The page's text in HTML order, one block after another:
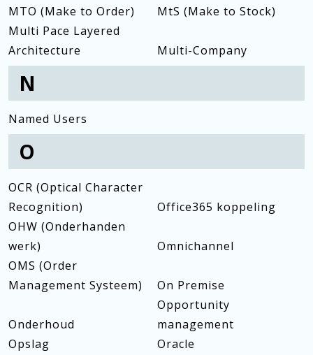
MTO (Make to Order)
MtS (Make to Stock)
Multi Pace Layered
Architecture
Multi-Company
N
Named Users
O
OCR (Optical Character
Recognition)
Office365 koppeling
OHW (Onderhanden
werk)
Omnichannel
OMS (Order
Management Systeem)
On Premise
Onderhoud
Opportunity
management
Opslag
Oracle